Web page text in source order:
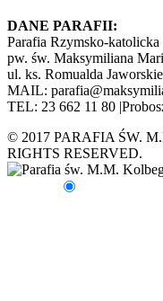
DANE PARAFII:
Parafia Rzymsko-katolicka
pw. św. Maksymiliana
ul. ks. Romualda
MAIL:
TEL: 23 662 11 80
© 2017 PARAFIA ŚW.
RIGHTS RESERVED.